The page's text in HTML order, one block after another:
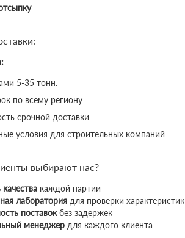
5-35 тонн.
по всему региону
срочной доставки
условия для строительных компаний
выбирают нас?
каждой партии
лаборатория для проверки характеристик
поставокбез задержек
менеджер для каждого клиента